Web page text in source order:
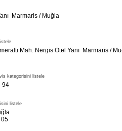
Marmaris / Muğla
Mah. Nergis Otel Yanı Marmaris /
kategorisini listele
94
listele
05